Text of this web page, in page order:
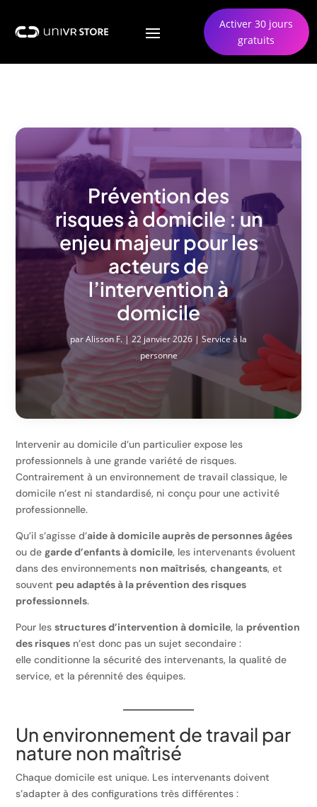
Activer 30 jours
gratuits
Prévention des
risques à domicile : un
enjeu majeur pour les
acteurs de
l’intervention à
domicile
parAlisson F.| 22 janvier 2026 | Service à la
personne
Intervenir au domicile d’un particulier expose les
professionnels à une grande variété de risques.
Contrairement à un environnement de travail classique, le
domicile n’est ni standardisé, ni conçu pour une activité
professionnelle.
Qu’il s’agisse d’aide à domicile auprès de personnes âgées
ou degarde d’enfants à domicile, les intervenants évoluent
dans des environnements non maîtrisés,changeants, et
souvent peu adaptés à la prévention des risques
professionnels.
Pour lesstructures d’intervention à domicile, la prévention
des risques n’est donc pas un sujet secondaire :
elle conditionne la sécurité des intervenants, la qualité de
service, et la pérennité des équipes.
Un environnement de travail par
nature non maîtrisé
Chaque domicile est unique. Les intervenants doivent
s’adapter à des configurations très différentes :